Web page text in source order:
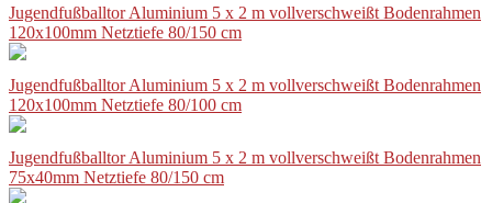
Jugendfußballtor Aluminium 5 x 2 m vollverschweißt Bodenrahmen
120x100mm Netztiefe 80/150 cm
Jugendfußballtor Aluminium 5 x 2 m vollverschweißt Bodenrahmen
120x100mm Netztiefe 80/100 cm
Jugendfußballtor Aluminium 5 x 2 m vollverschweißt Bodenrahmen
75x40mm Netztiefe 80/150 cm